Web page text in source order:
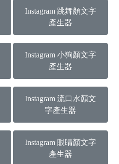
Instagram 跳舞顏文字
產生器
Instagram 小狗顏文字
產生器
Instagram 流口水顏文
字產生器
Instagram 眼睛顏文字
產生器